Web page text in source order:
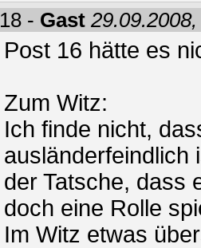
18 - Gast
Post 16 hätte es
Zum Witz:
Ich finde nicht,
ausländerfeindlich
der Tatsche, dass
doch eine Rolle
Im Witz etwas